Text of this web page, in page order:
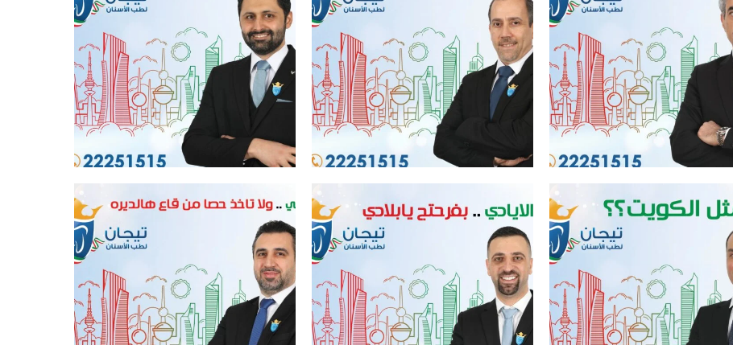
افضل عيادة اسنان في الكويت افضل عيادة اسنان في الكويت افضل عيادة اسنان في الكويت
افضل عيادة اسنان في الكويت افضل عيادة اسنان في الكويت افضل عيادة اسنان في الكويت